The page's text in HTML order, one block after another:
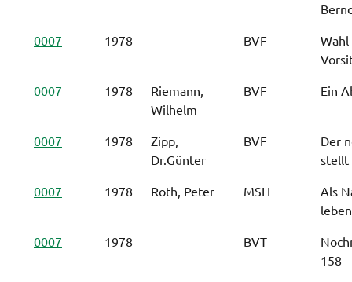
0007
1978 BVF
0007
1978
Riemann,
Wilhelm
BVF Ein
0007 1978
Zipp,
Dr.Günter
BVF
Der
stellt
0007
1978 Roth, Peter MSH
Als
leben
0007
1978 BVT
158